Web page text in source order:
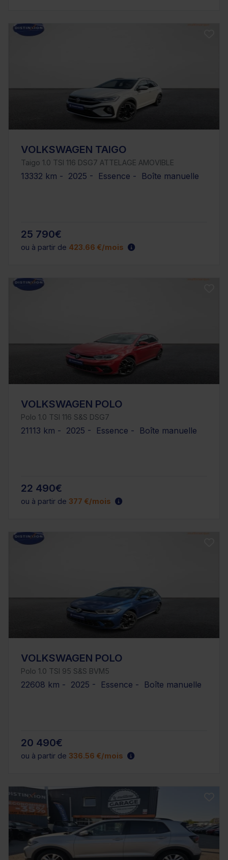
VOLKSWAGEN TAIGO
Taigo 1.0 TSI 116 DSG7 ATTELAGE AMOVIBLE
13332 km - 2025 - Essence - Boîte manuelle
25 790€
ou à partir de 423.66 €/mois
VOLKSWAGEN POLO
Polo 1.0 TSI 116 S&S DSG7
21113 km - 2025 - Essence - Boîte manuelle
22 490€
ou à partir de 377 €/mois
VOLKSWAGEN POLO
Polo 1.0 TSI 95 S&S BVM5
22608 km - 2025 - Essence - Boîte manuelle
20 490€
ou à partir de 336.56 €/mois